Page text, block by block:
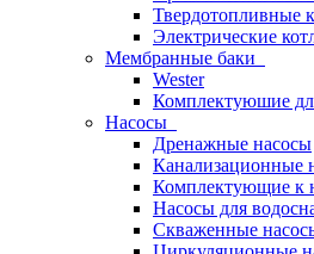
Твердотопливные
Электрические
Мембранные баки
Wester
Комплектуюшие
Насосы
Дренажные насосы
Канализационные
Комплектующие к
Насосы для
Скваженные